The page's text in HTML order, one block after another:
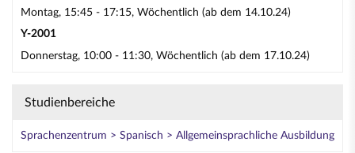
Montag, 15:45 - 17:15, Wöchentlich (ab dem 14.10.24)
Y-2001
Donnerstag, 10:00 - 11:30, Wöchentlich (ab dem 17.10.24)
Studienbereiche
Sprachenzentrum > Spanisch > Allgemeinsprachliche Ausbildung